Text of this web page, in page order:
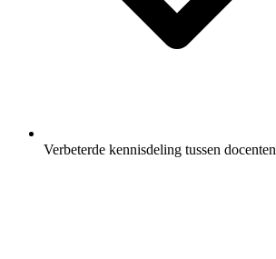
Verbeterde kennisdeling tussen docenten